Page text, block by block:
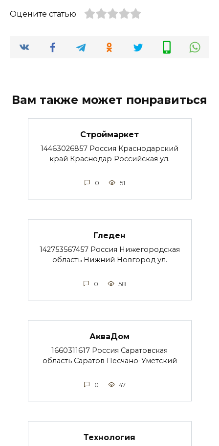
Оцените статью
Вам также может понравиться
Строймаркет
14463026857 Россия Краснодарский
край Краснодар Российская ул.
0 51
Гледен
142753567457 Россия Нижегородская
область Нижний Новгород ул.
0 58
АкваДом
1660311617 Россия Саратовская
область Саратов Песчано-Умётский
0 47
Технология